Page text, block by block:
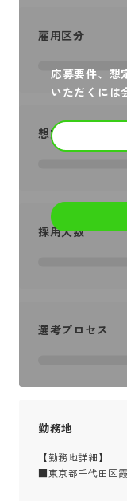
応募要件、想
いただくには
雇用区分
想定年収
採用人数
選考プロセス
勤務地
【勤務地詳細】
■東京都千代田区